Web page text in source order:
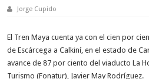
Jorge Cupido
El Tren Maya cuenta ya con el cien por
de Escárcega a Calkiní, en el estado de
avance de 87 por ciento del viaducto La
Turismo (Fonatur), Javier May Rodríguez.